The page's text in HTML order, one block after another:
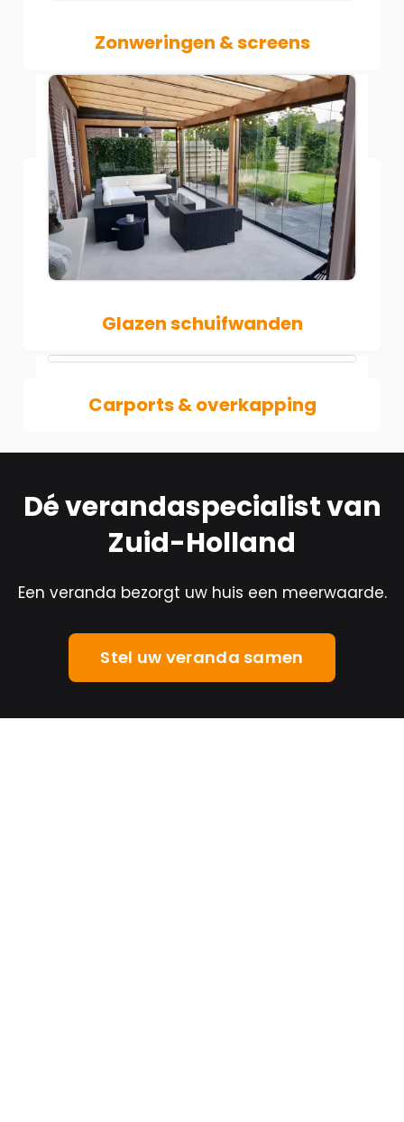
Zonweringen & screens
Glazen schuifwanden
Carports & overkapping
Dé verandaspecialist van
Zuid-Holland
Een veranda bezorgt uw huis een meerwaarde.
Stel uw veranda samen